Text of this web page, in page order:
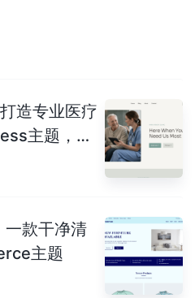
造专业医疗
主题，让
一款干净清
主题